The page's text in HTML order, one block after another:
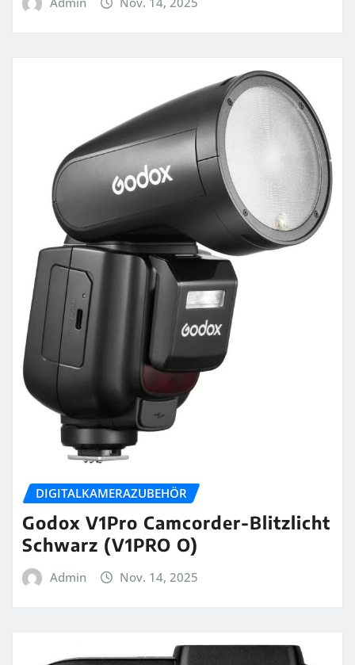
DIGITALKAMERAZUBEHÖR
Godox V1Pro Camcorder-Blitzlicht
Schwarz (V1PRO O)
Admin Nov. 14, 2025